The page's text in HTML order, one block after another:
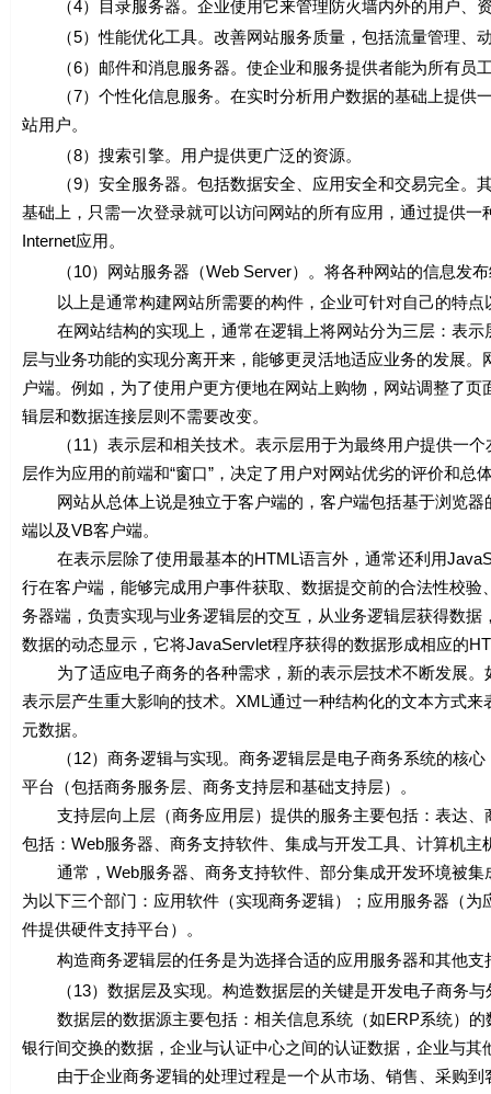
（4）目录服务器。企业使用它来管理防火墙内外的用户、
（5）性能优化工具。改善网站服务质量，包括流量管理、
（6）邮件和消息服务器。使企业和服务提供者能为所有员
（7）个性化信息服务。在实时分析用户数据的基础上提供
站用户。
（8）搜索引擎。用户提供更广泛的资源。
（9）安全服务器。包括数据安全、应用安全和交易完全。
基础上，只需一次登录就可以访问网站的所有应用，通过提供
Internet应用。
（10）网站服务器（Web Server）。将各种网站的信息发布
以上是通常构建网站所需要的构件，企业可针对自己的特点
在网站结构的实现上，通常在逻辑上将网站分为三层：表示
层与业务功能的实现分离开来，能够更灵活地适应业务的发展
户端。例如，为了使用户更方便地在网站上购物，网站调整了
辑层和数据连接层则不需要改变。
（11）表示层和相关技术。表示层用于为最终用户提供一个
层作为应用的前端和“窗口”，决定了用户对网站优劣的评价和总
网站从总体上说是独立于客户端的，客户端包括基于浏览器
端以及VB客户端。
在表示层除了使用最基本的HTML语言外，通常还利用
行在客户端，能够完成用户事件获取、数据提交前的合法性校
务器端，负责实现与业务逻辑层的交互，从业务逻辑层获得数
数据的动态显示，它将JavaServlet程序获得的数据形成相应的
为了适应电子商务的各种需求，新的表示层技术不断发展。
表示层产生重大影响的技术。XML通过一种结构化的文本方式
元数据。
（12）商务逻辑与实现。商务逻辑层是电子商务系统的核心
平台（包括商务服务层、商务支持层和基础支持层）。
支持层向上层（商务应用层）提供的服务主要包括：表达、
包括：Web服务器、商务支持软件、集成与开发工具、计算机
通常，Web服务器、商务支持软件、部分集成开发环境被集
为以下三个部门：应用软件（实现商务逻辑）；应用服务器（
件提供硬件支持平台）。
构造商务逻辑层的任务是为选择合适的应用服务器和其他支
（13）数据层及实现。构造数据层的关键是开发电子商务与
数据层的数据源主要包括：相关信息系统（如ERP系统）的
银行间交换的数据，企业与认证中心之间的认证数据，企业与其
由于企业商务逻辑的处理过程是一个从市场、销售、采购到